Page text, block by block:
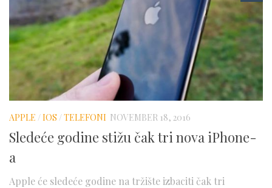
APPLE /IOS /TELEFONI NOVEMBER 18, 2016
Sledeće godine stižu čak tri nova iPhone-
a
Apple će sledeće godine na tržište izbaciti čak tri